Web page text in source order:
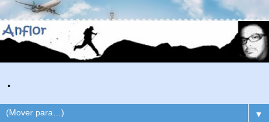
.
▼